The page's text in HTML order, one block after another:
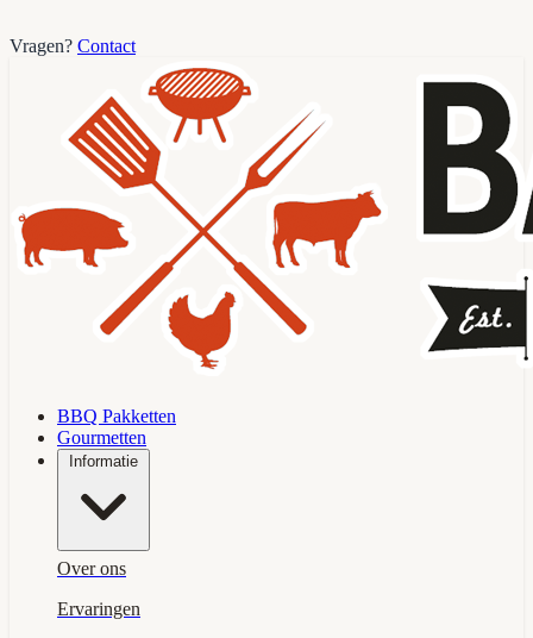
Vragen? Contact
BBQ Pakketten
Gourmetten
Informatie
Over ons
Ervaringen